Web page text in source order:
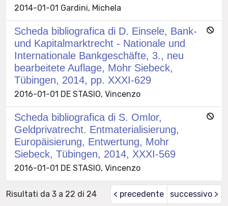
2014-01-01 Gardini, Michela
Scheda bibliografica di D. Einsele, Bank-
und Kapitalmarktrecht - Nationale und
Internationale Bankgeschäfte, 3., neu
bearbeitete Auflage, Mohr Siebeck,
Tübingen, 2014, pp. XXXI-629
2016-01-01 DE STASIO, Vincenzo
Scheda bibliografica di S. Omlor,
Geldprivatrecht. Entmaterialisierung,
Europäisierung, Entwertung, Mohr
Siebeck, Tübingen, 2014, XXXI-569
2016-01-01 DE STASIO, Vincenzo
Risultati da 3 a 22 di 24 < precedente successivo >